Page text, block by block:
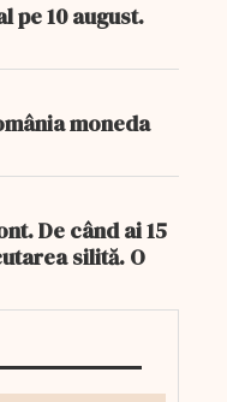
pe 10 august.
moneda
De când ai 15
silită. O